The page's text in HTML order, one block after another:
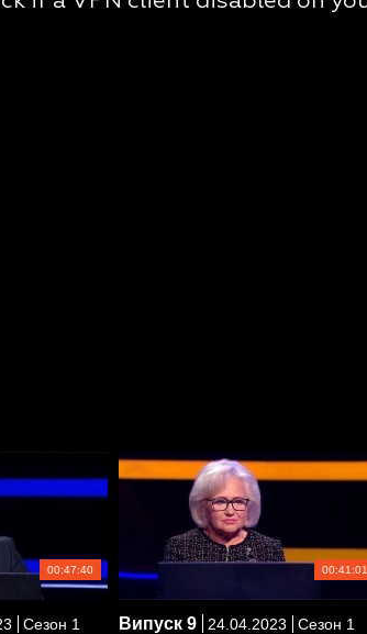
00:47:40
Сезон 1
00:41:01
Випуск 9 24.04.2023
Сезон 1